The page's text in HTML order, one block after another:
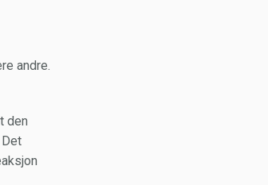
andre.
den